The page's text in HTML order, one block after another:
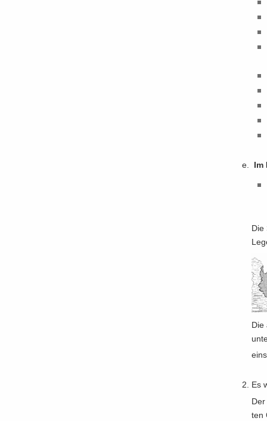
Im
Die
Die
Es
ten